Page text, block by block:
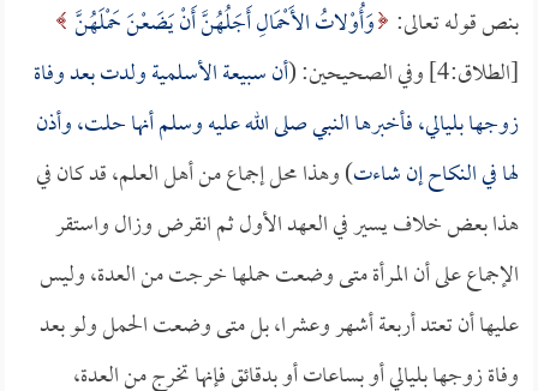
بنص قوله تعالى: وَأُوْلاتُ الأَحْمَالِ أَجَلُهُنَّ أَنْ يَضَعْنَ حَمْلَهُنَّ
[الطلاق:4] وفي الصحيحين: (
أنسبيعة الأسلميةولدت بعد وفاة
زوجها بليالي، فأخبرها النبي صلى الله عليه وسلم أنها حلت، وأذن
لها في النكاح إن شاءت) وهذا محل إجماع من أهل العلم، قد كان في
هذا بعض خلاف يسير في العهد الأول ثم انقرض وزال واستقر
الإجماع على أن المرأة متى وضعت حملها خرجت من العدة، وليس
عليها أن تعتد أربعة أشهر وعشرا، بل متى وضعت الحمل ولو بعد
وفاة زوجها بليالي أو بساعات أو بدقائق فإنها تخرج من العدة،